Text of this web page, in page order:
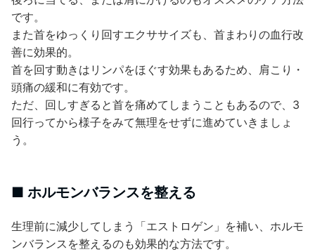
です。
また首をゆっくり回すエクササイズも、首まわりの血行改
善に効果的。
首を回す動きはリンパをほぐす効果もあるため、肩こり・
頭痛の緩和に有効です。
ただ、回しすぎると首を痛めてしまうこともあるので、3
回行ってから様子をみて無理をせずに進めていきましょ
う。
■ ホルモンバランスを整える
生理前に減少してしまう「エストロゲン」を補い、ホルモ
ンバランスを整えるのも効果的な方法です。